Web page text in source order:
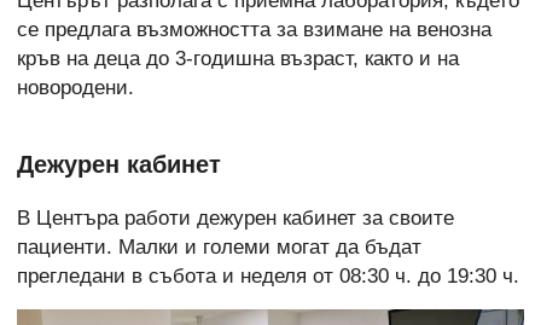
се предлага възможността за взимане на венозна
кръв на деца до 3-годишна възраст, както и на
новородени.
Дежурен кабинет
В Центъра работи дежурен кабинет за своите
пациенти. Малки и големи могат да бъдат
прегледани в събота и неделя от 08:30 ч. до 19:30 ч.